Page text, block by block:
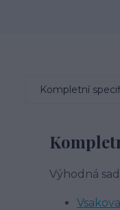
Kompletní
Výhodná